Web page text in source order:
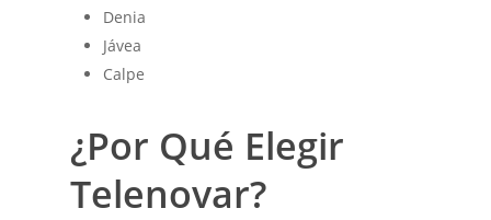
Denia
Jávea
Calpe
¿Por Qué Elegir
Telenovar?